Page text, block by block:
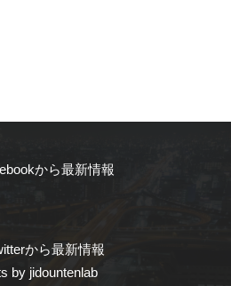
から最新情報
から最新情報
by jidountenlab